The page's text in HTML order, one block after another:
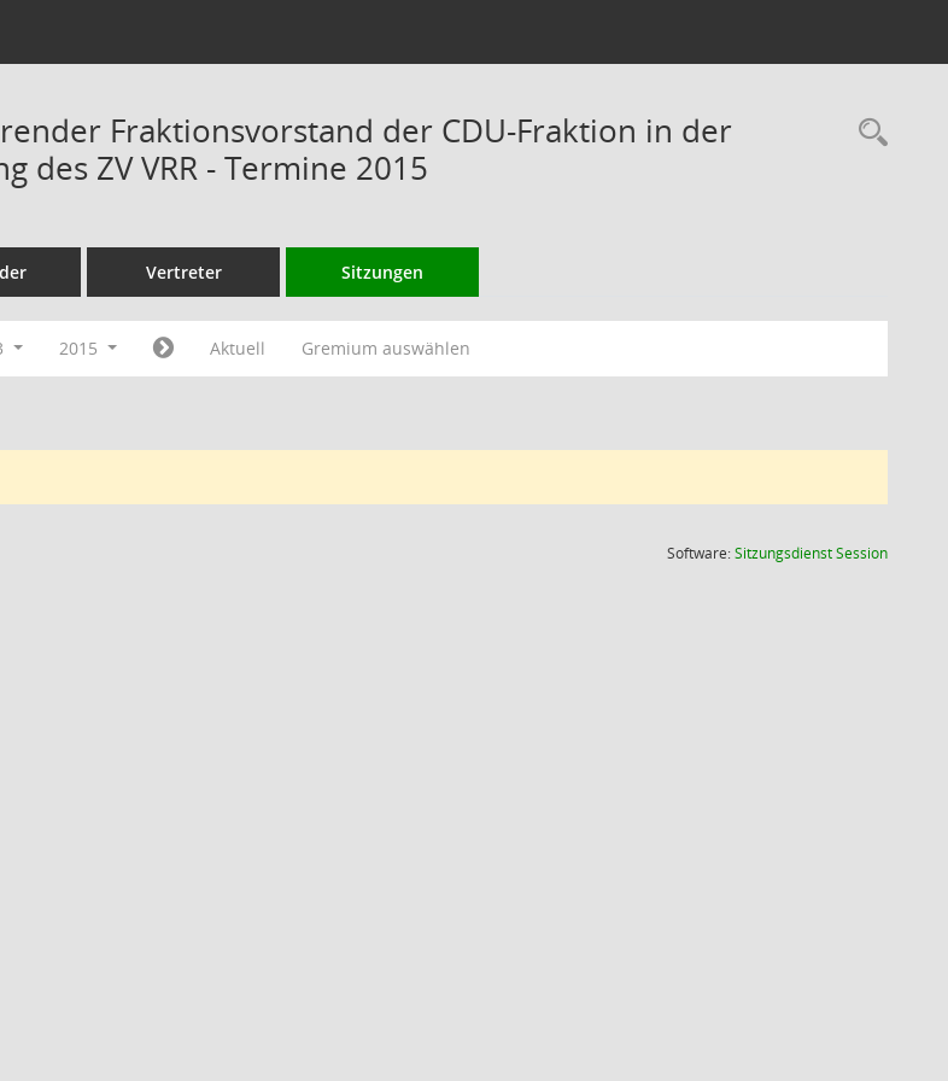
Fraktionsvorstand der CDU-Fraktion in der
des ZV VRR - Termine 2015
Vertreter Sitzungen
2015 Aktuell Gremium auswählen
Software:SitzungsdienstSession(Wird in